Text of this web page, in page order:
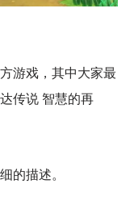
游戏，其中大家最
传说 智慧的再
的描述。